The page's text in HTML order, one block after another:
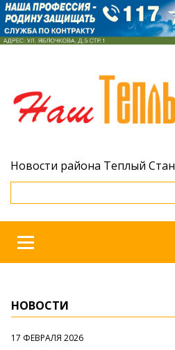
Новости района Теплый Стан
НОВОСТИ
17 ФЕВРАЛЯ 2026